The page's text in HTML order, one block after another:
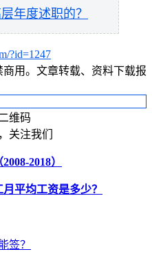
年度述职的？
?id=1247
用。文章转载、资料下载报
关注我们
2018）
平均工资是多少？